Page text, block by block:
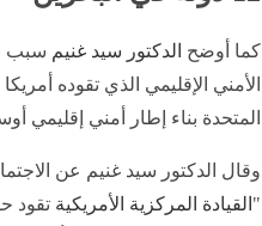
كما أوضح الدكتور سيد غنيم سبب
الأمني الإقليمي الذي تقوده
المتحدة بناء إطار أمني إقليمي
" القيادة المركزية الأمريكية